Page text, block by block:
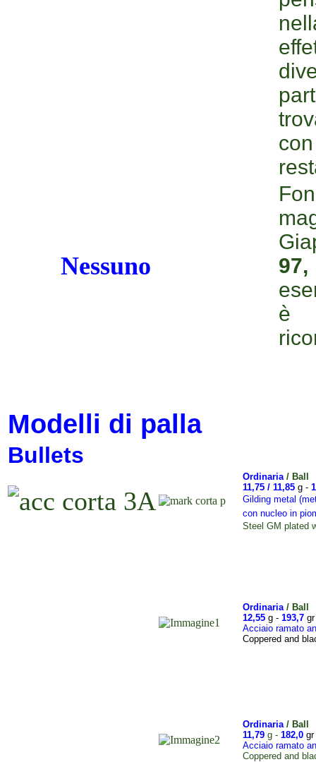
Nessuno
97,
è
Modelli di palla
Bullets
Ordinaria / Ball
11,75 / 11,85 g -
Gilding metal
con nucleo in
Steel GM plated
Ordinaria / Ball
12,55 g - 193,7 gr
Acciaio ramato
Coppered and
Ordinaria / Ball
11,79 g - 182,0 gr
Acciaio ramato
Coppered and